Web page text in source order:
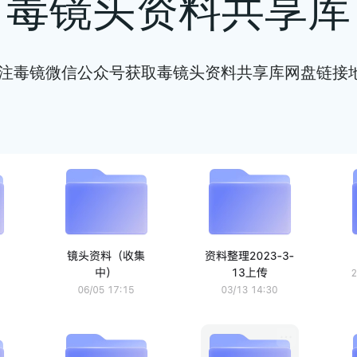
毒镜微信公众号获取毒镜头资料共享库网盘链接